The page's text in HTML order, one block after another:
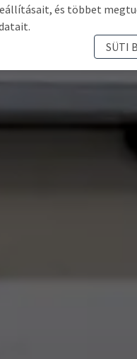
és többet
SÜTI